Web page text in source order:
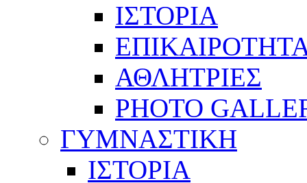
ΙΣΤΟΡΙΑ
ΑΘΛΗΤΡΙΕΣ
PHOTO
ΓΥΜΝΑΣΤΙΚΗ
ΙΣΤΟΡΙΑ